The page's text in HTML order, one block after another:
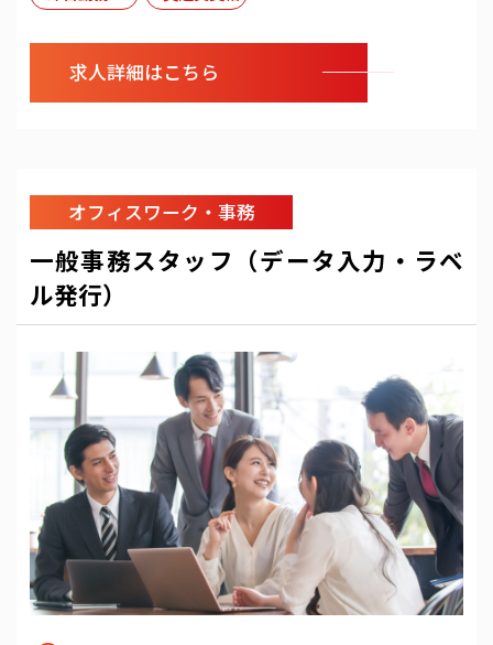
求人詳細はこちら
オフィスワーク・事務
一般事務スタッフ（データ入力・ラベ
ル発行）